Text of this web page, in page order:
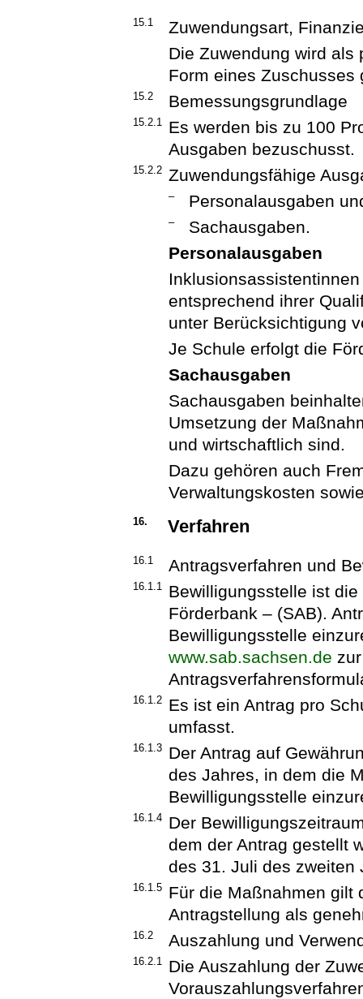
15.1
Zuwendungsart,
Die Zuwendung wird als
Form eines Zuschusses
15.2 Bemessungsgrundlage
15.2.1
Es werden bis zu 100
Ausgaben bezuschusst.
15.2.2 Zuwendungsfähige
– Personalausgaben
–
Sachausgaben.
Personalausgaben
entsprechend ihrer
unter Berücksichtigung
Je Schule erfolgt die
Sachausgaben
Sachausgaben
Umsetzung der
und wirtschaftlich sind.
Dazu gehören auch
Verwaltungskosten
16. Verfahren
16.1 Antragsverfahren und
16.1.1
Bewilligungsstelle ist
Förderbank – (SAB).
Bewilligungsstelle
www.sab.sachsen.de
16.1.2
Es ist ein Antrag pro
umfasst.
16.1.3
Der Antrag auf
des Jahres, in dem die
Bewilligungsstelle
16.1.4
Der
dem der Antrag gestellt
des 31. Juli des zweiten
16.1.5
Für die Maßnahmen gilt
Antragstellung als
16.2 Auszahlung und
16.2.1
Die Auszahlung der